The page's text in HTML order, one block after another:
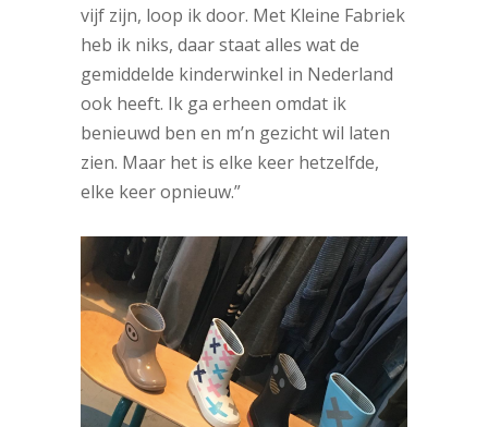
vijf zijn, loop ik door. Met Kleine Fabriek
heb ik niks, daar staat alles wat de
gemiddelde kinderwinkel in Nederland
ook heeft. Ik ga erheen omdat ik
benieuwd ben en m’n gezicht wil laten
zien. Maar het is elke keer hetzelfde,
elke keer opnieuw.”